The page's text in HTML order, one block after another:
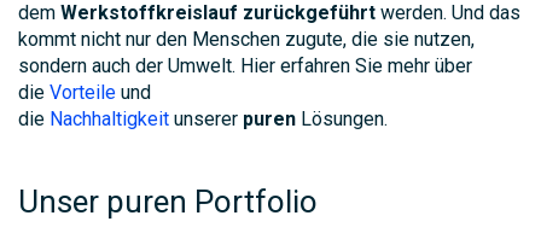
dem Werkstoffkreislauf zurückgeführt werden. Und das
kommt nicht nur den Menschen zugute, die sie nutzen,
sondern auch der Umwelt. Hier erfahren Sie mehr über
die Vorteile und
die Nachhaltigkeit unserer puren Lösungen.
Unser puren Portfolio